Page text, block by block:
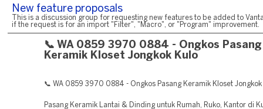
New feature proposals
This is a discussion group for requesting new features to be added to
if the request is for an import "Filter", "Macro", or "Program" improvement.
📞 WA 0859 3970 0884 - Ongkos Pasang
Keramik Kloset Jongkok Kulo
📞 WA 0859 3970 0884 - Ongkos Pasang Keramik Kloset Jongkok
Pasang Keramik Lantai & Dinding untuk Rumah, Ruko, Kantor di